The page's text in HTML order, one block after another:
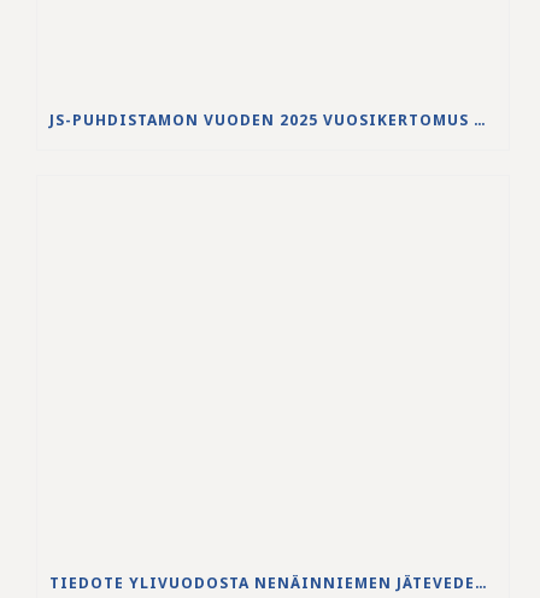
JS-PUHDISTAMON VUODEN 2025 VUOSIKERTOMUS ON JULKAISTU
TIEDOTE YLIVUODOSTA NENÄINNIEMEN JÄTEVEDENPUHDISTAMOLLA